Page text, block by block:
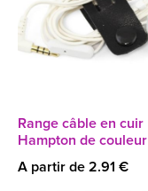
Range câble en cuir
Hampton de couleur
A partir de 2.91 €